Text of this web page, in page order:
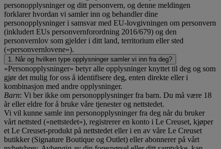
personopplysninger og ditt personvern, og denne meldingen
forklarer hvordan vi samler inn og behandler dine
personopplysninger i samsvar med EU-lovgivningen om personvern
(inkludert EUs personvernforordning 2016/679) og den
personvernlov som gjelder i ditt land, territorium eller sted
(«personvernlovene»).
1. Når og hvilken type opplysninger samler vi inn fra deg?
«Personopplysninger» betyr alle opplysninger knyttet til deg og som
gjør det mulig for oss å identifisere deg, enten direkte eller i
kombinasjon med andre opplysninger.
Barn: Vi ber ikke om personopplysninger fra barn. Du må være 18
år eller eldre for å bruke våre tjenester og nettstedet.
Vi vil kunne samle inn personopplysninger fra deg når du bruker
vårt nettsted («nettstedet»), registrerer en konto i Le Creuset, kjøper
et Le Creuset-produkt på nettstedet eller i en av våre Le Creuset
butikker (Signature Boutique og Outlet) eller abonnerer på vårt